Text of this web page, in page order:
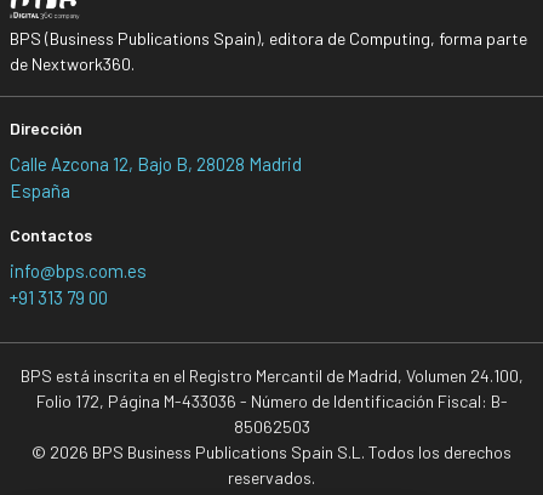
BPS (Business Publications Spain), editora de Computing, forma parte
de Nextwork360.
Dirección
Calle Azcona 12, Bajo B, 28028 Madrid
España
Contactos
info@bps.com.es
+91 313 79 00
BPS está inscrita en el Registro Mercantil de Madrid, Volumen 24.100,
Folio 172, Página M-433036 - Número de Identificación Fiscal: B-
85062503
© 2026 BPS Business Publications Spain S.L. Todos los derechos
reservados.